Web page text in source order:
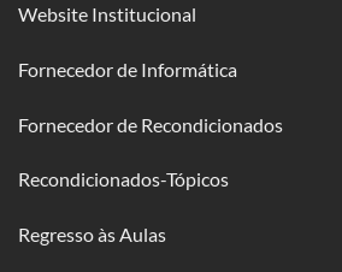
Website Institucional
Fornecedor de Informática
Fornecedor de Recondicionados
Recondicionados-Tópicos
Regresso às Aulas